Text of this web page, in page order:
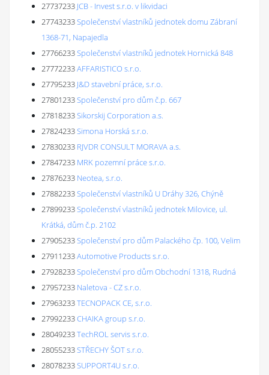
27737233 JCB - Invest s.r.o. v likvidaci
27743233Společenství vlastníků jednotek domu Zábraní
1368-71, Napajedla
27766233Společenství vlastníků jednotek Hornická 848
27772233AFFARISTICO s.r.o.
27795233 J&D stavební práce, s.r.o.
27801233Společenství pro dům č.p. 667
27818233Sikorskij Corporation a.s.
27824233Simona Horská s.r.o.
27830233 RJVDR CONSULT MORAVA a.s.
27847233 MRK pozemní práce s.r.o.
27876233 Neotea, s.r.o.
27882233Společenství vlastníků U Dráhy 326, Chýně
27899233Společenství vlastníků jednotek Milovice, ul.
Krátká, dům č.p. 2102
27905233Společenství pro dům Palackého čp. 100, Velim
27911233Automotive Products s.r.o.
27928233Společenství pro dům Obchodní 1318, Rudná
27957233 Naletova - CZ s.r.o.
27963233TECNOPACK CE, s.r.o.
27992233CHAIKA group s.r.o.
28049233TechROL servis s.r.o.
28055233STŘECHY ŠOT s.r.o.
28078233SUPPORT4U s.r.o.